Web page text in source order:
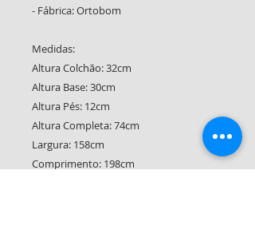
- Fábrica: Ortobom
Medidas:
Altura Colchão: 32cm
Altura Base: 30cm
Altura Pés: 12cm
Altura Completa: 74cm
Largura: 158cm
Comprimento: 198cm